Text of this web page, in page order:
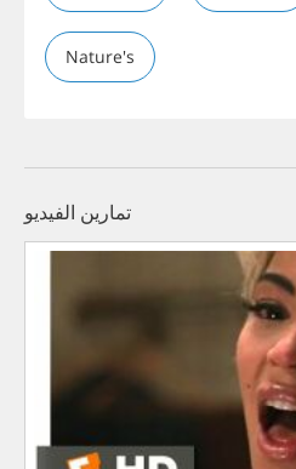
Nature's
تمارين الفيديو